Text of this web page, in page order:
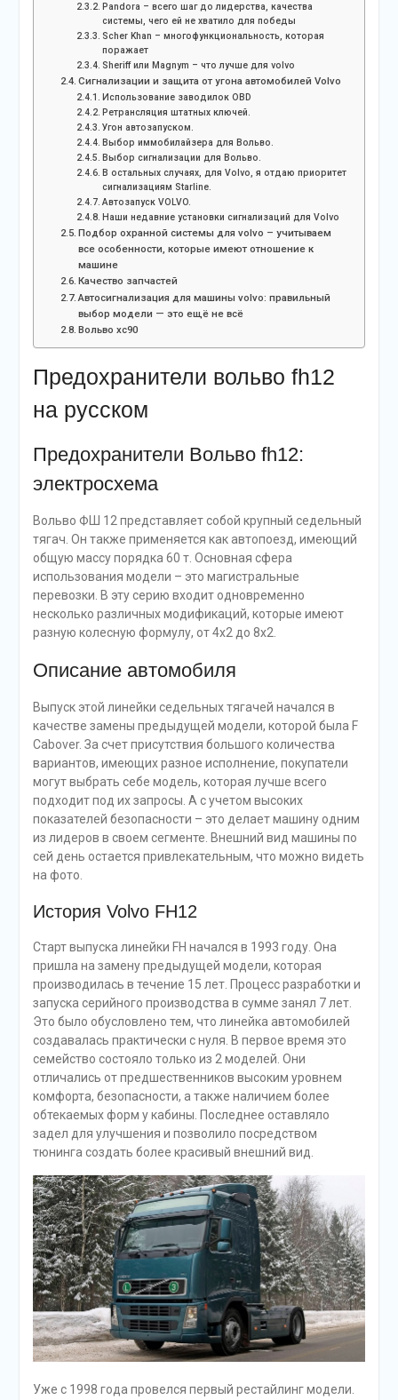
Pandora – всего шаг до лидерства, качества
системы, чего ей не хватило для победы
Scher Khan – многофункциональность, которая
поражает
Sheriff или Magnym – что лучше для volvo
Сигнализации и защита от угона автомобилей Volvo
Использование заводилок OBD
Ретрансляция штатных ключей.
Угон автозапуском.
Выбор иммобилайзера для Вольво.
Выбор сигнализации для Вольво.
В остальных случаях, для Volvo, я отдаю приоритет
сигнализациям Starline.
Автозапуск VOLVO.
Наши недавние установки сигнализаций для Volvo
Подбор охранной системы для volvo – учитываем
все особенности, которые имеют отношение к
машине
Качество запчастей
Автосигнализация для машины volvo: правильный
выбор модели — это ещё не всё
Вольво хс90
Предохранители вольво fh12
на русском
Предохранители Вольво fh12:
электросхема
Вольво ФШ 12 представляет собой крупный седельный
тягач. Он также применяется как автопоезд, имеющий
общую массу порядка 60 т. Основная сфера
использования модели – это магистральные
перевозки. В эту серию входит одновременно
несколько различных модификаций, которые имеют
разную колесную формулу, от 4х2 до 8х2.
Описание автомобиля
Выпуск этой линейки седельных тягачей начался в
качестве замены предыдущей модели, которой была F
Cabover. За счет присутствия большого количества
вариантов, имеющих разное исполнение, покупатели
могут выбрать себе модель, которая лучше всего
подходит под их запросы. А с учетом высоких
показателей безопасности – это делает машину одним
из лидеров в своем сегменте. Внешний вид машины по
сей день остается привлекательным, что можно видеть
на фото.
История Volvo FH12
Старт выпуска линейки FH начался в 1993 году. Она
пришла на замену предыдущей модели, которая
производилась в течение 15 лет. Процесс разработки и
запуска серийного производства в сумме занял 7 лет.
Это было обусловлено тем, что линейка автомобилей
создавалась практически с нуля. В первое время это
семейство состояло только из 2 моделей. Они
отличались от предшественников высоким уровнем
комфорта, безопасности, а также наличием более
обтекаемых форм у кабины. Последнее оставляло
задел для улучшения и позволило посредством
тюнинга создать более красивый внешний вид.
Уже с 1998 года провелся первый рестайлинг модели.